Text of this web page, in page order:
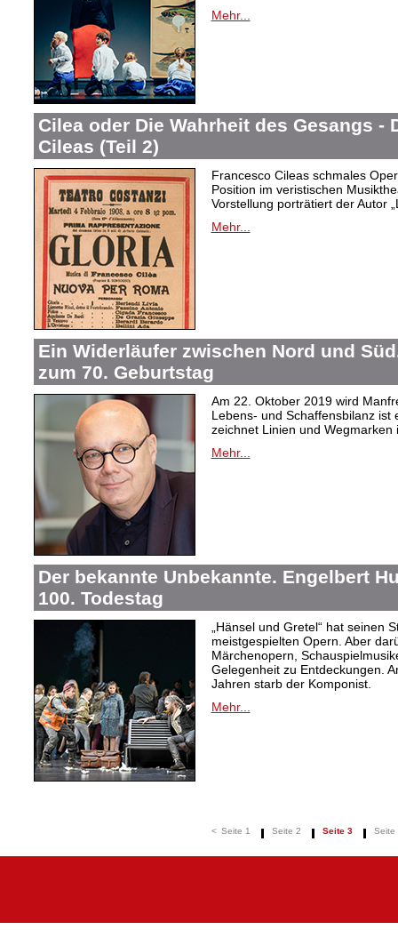
Mehr...
Cilea oder Die Wahrheit des Gesangs -
Cileas (Teil 2)
Francesco Cileas schmales
Position im veristischen
Vorstellung porträtiert der Autor
Mehr...
Ein Widerläufer zwischen Nord und
zum 70. Geburtstag
Am 22. Oktober 2019 wird
Lebens- und Schaffensbilanz
zeichnet Linien und
Mehr...
Der bekannte Unbekannte. Engelbert
100. Todestag
„Hänsel und Gretel“ hat seinen
meistgespielten Opern. Aber
Märchenopern,
Gelegenheit zu Entdeckungen.
Jahren starb der Komponist.
Mehr...
< Seite 1 Seite 2 Seite 3 Seite